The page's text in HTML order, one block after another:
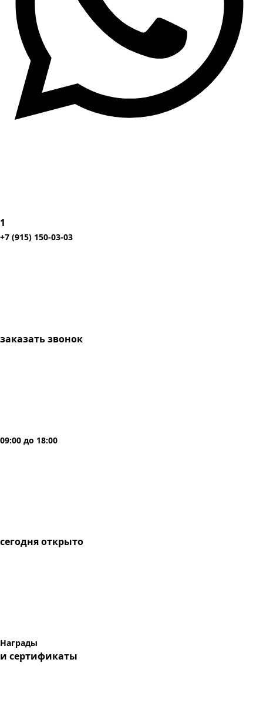
1
+7 (915) 150-03-03
заказать звонок
09:00 до 18:00
сегодняоткрыто
Награды
и сертификаты